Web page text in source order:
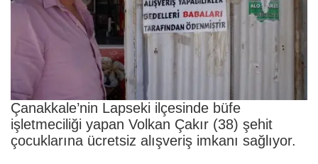
Çanakkale’nin Lapseki ilçesinde büfe
işletmeciliği yapan Volkan Çakır (38) şehit
çocuklarına ücretsiz alışveriş imkanı sağlıyor.